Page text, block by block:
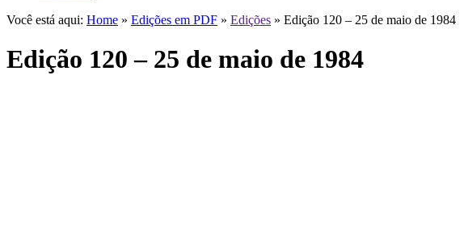
Você está aqui: Home » Edições em PDF » Edições » Edição 120 – 25 de maio de 1984
Edição 120 – 25 de maio de 1984